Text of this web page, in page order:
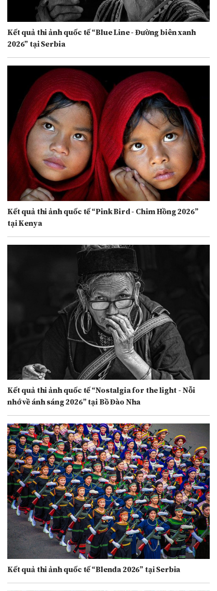
Kết quả thi ảnh quốc tế “Blue Line - Đường biên xanh
2026” tại Serbia
Kết quả thi ảnh quốc tế “Pink Bird - Chim Hồng 2026”
tại Kenya
Kết quả thi ảnh quốc tế “Nostalgia for the light - Nỗi
nhớ về ánh sáng 2026” tại Bồ Đào Nha
Kết quả thi ảnh quốc tế “Blenda 2026” tại Serbia